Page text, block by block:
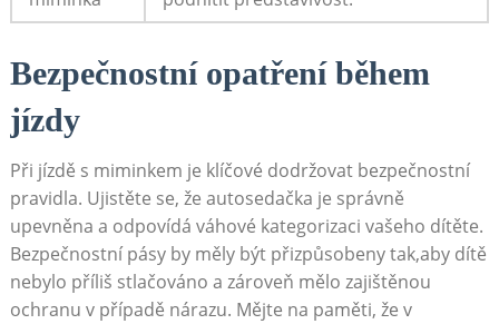
Bezpečnostní opatření během
jízdy
Při jízdě s miminkem je klíčové dodržovat bezpečnostní
pravidla. Ujistěte se, že autosedačka je správně
upevněna a odpovídá váhové kategorizaci vašeho dítěte.
Bezpečnostní pásy by měly být přizpůsobeny tak,aby dítě
nebylo příliš stlačováno a zároveň mělo zajištěnou
ochranu v případě nárazu. Mějte na paměti, že v